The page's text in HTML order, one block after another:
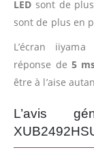
LED sont de
sont de plus en
L’écran
réponse de 5
être à l’aise
L’avis